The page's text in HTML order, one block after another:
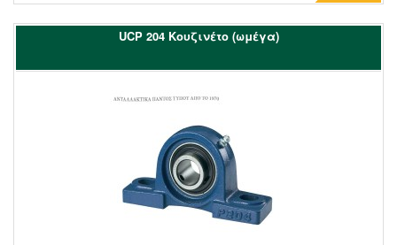
UCΡ 204 Kουζινέτο (ωμέγα)